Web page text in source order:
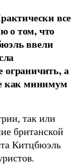
все
о том, что
ввели
а
как минимум
так или
британской
Китцбюэль